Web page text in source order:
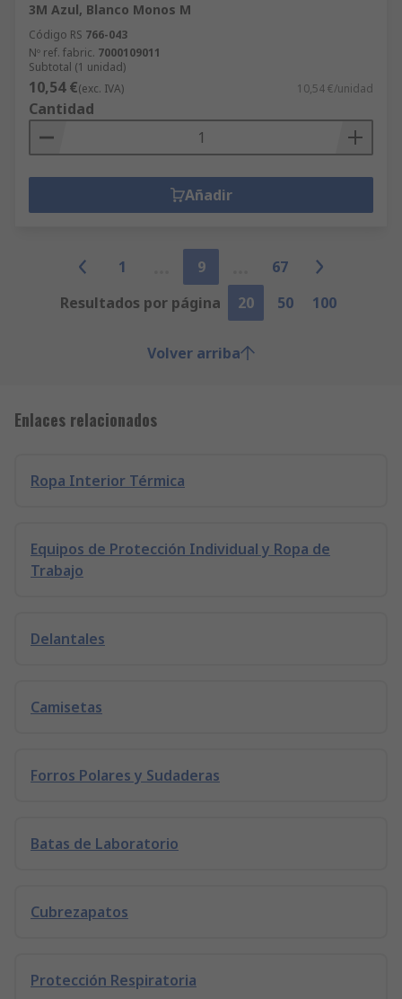
3M Azul, Blanco Monos M
Código RS 766-043
Nº ref. fabric. 7000109011
Subtotal (1 unidad)
10,54 €(exc. IVA) 10,54 €/unidad
Cantidad
Añadir
1 9
67
Resultados por página
20 50 100
Volver arriba
Enlaces relacionados
Ropa Interior Térmica
Equipos de Protección Individual y Ropa de
Trabajo
Delantales
Camisetas
Forros Polares y Sudaderas
Batas de Laboratorio
Cubrezapatos
Protección Respiratoria